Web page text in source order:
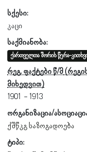
სქესი:
კაცი
საქმიანობა:
ქართველთა შორის წერა-
რეგ. ფაქტები წ/მ
1901
1913
ორგანიზაცია/
ქშწკგ საზოგადოება
ტიპი: